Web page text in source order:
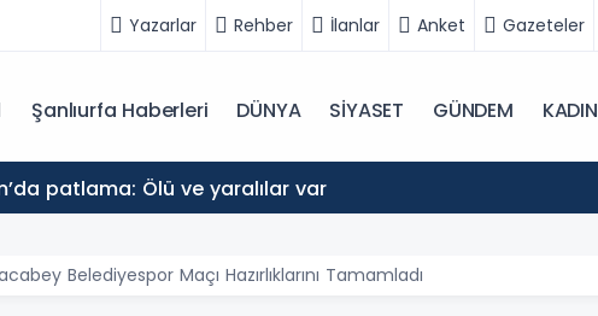
Yazarlar Rehber İlanlar Anket Gazeteler
Şanlıurfa Haberleri DÜNYA SİYASET GÜNDEM KADIN
patlama: Ölü ve yaralılar var
Belediyespor Maçı Hazırlıklarını Tamamladı